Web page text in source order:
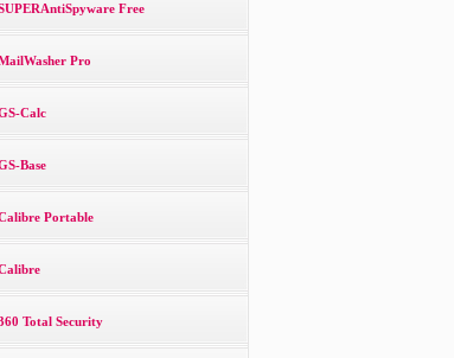
Free
Pro
Calc
Base
Portable
Total Security